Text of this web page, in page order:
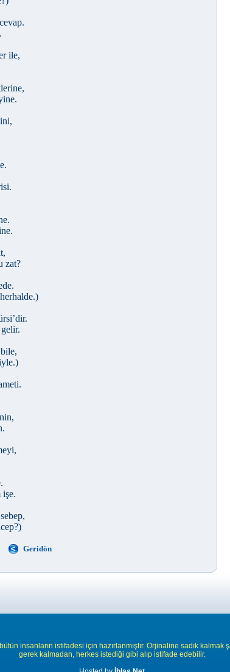
ile,
zat?
Geridön
insanların istifadesi için hazırlanmıştır. Orjinaline sadık kalmak
gerek kalmadan, herkes istediği gibi alıp istifade edebilir.